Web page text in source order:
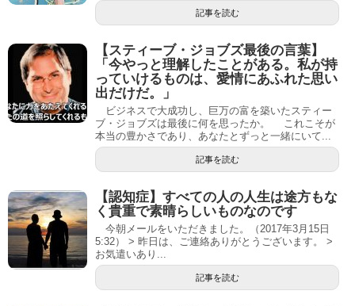
記事を読む
【スティーブ・ジョブズ最後の言葉】
「今やっと理解したことがある。私が持
っていけるものは、愛情にあふれた思い
出だけだ。」
ビジネスで大成功し、巨万の富を築いたスティー
ブ・ジョブズは最後に何を思ったか。 これこそが
本当の豊かさであり、あなたとずっと一緒にいて...
記事を読む
【認知症】すべての人の人生は途方もな
く貴重で素晴らしいものなのです
今朝メールをいただきました。（2017年3月15日
5:32） > 昨日は、ご連絡ありがとうございます。 >
お気遣いあり...
記事を読む